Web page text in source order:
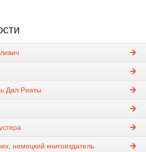
Дал Риаты
немецкий книгоиздатель